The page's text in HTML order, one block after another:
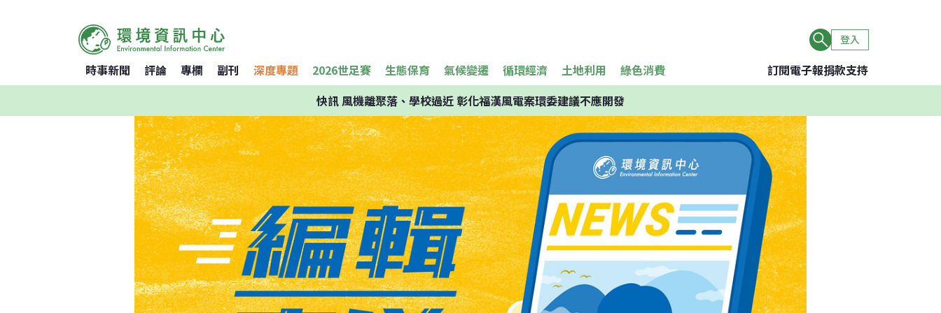
登入
時事新聞 評論 專欄 副刊 深度專題 2026世足賽 生態保育 氣候變遷 循環經濟 土地利用 綠色消費 訂閱電子報捐款支持
快訊風機離聚落、學校過近 彰化福漢風電案環委建議不應開發